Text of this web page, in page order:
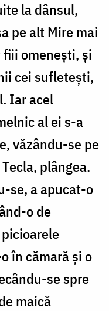
la dânsul,
pe alt Mire mai
omenești, și
cei sufletești,
Iar acel
al ei s-a
văzându-se pe
plângea.
se, a apucat-o
o de
în cămară și o
se spre
maică